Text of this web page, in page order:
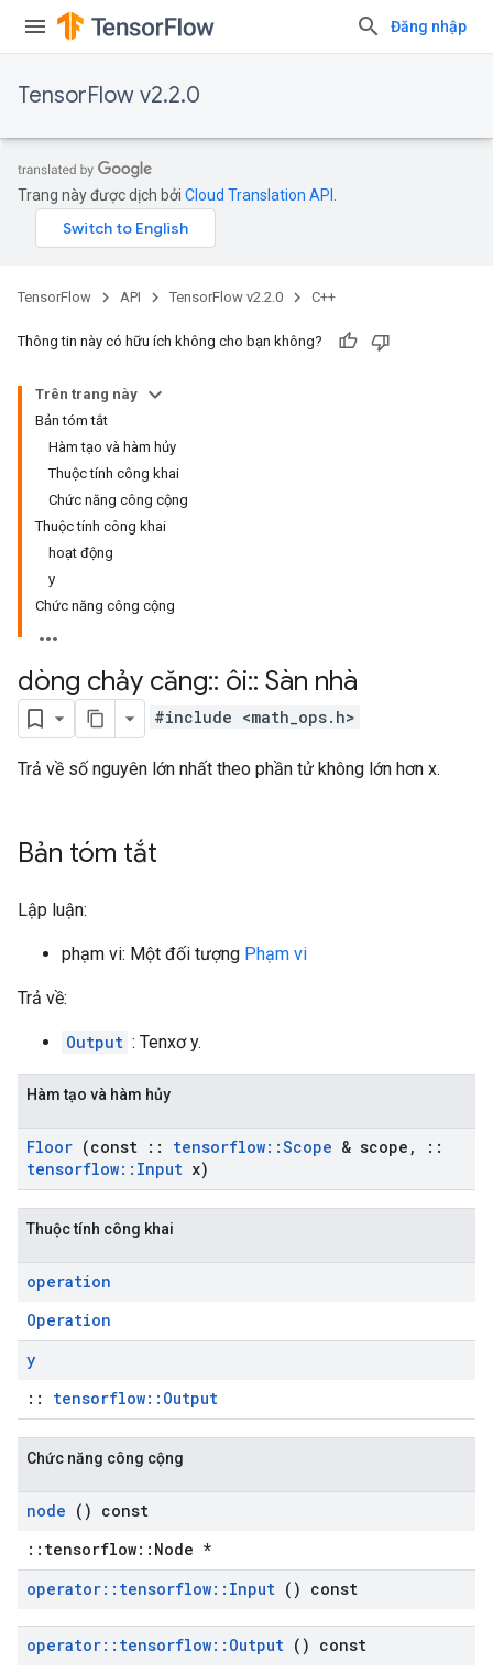
Đăng nhập
TensorFlow v2.2.0
Trang này được dịch bởi Cloud Translation API
TensorFlow API TensorFlow v2.2.0 C++
Thông tin này có hữu ích không cho bạn không?
Trên trang này
Bản tóm tắt
Hàm tạo và hàm hủy
Thuộc tính công khai
Chức năng công cộng
Thuộc tính công khai
hoạt động
y
Chức năng công cộng
dòng chảy căng:: ôi:: Sàn nhà
#include <math_ops.h>
Trả về số nguyên lớn nhất theo phần tử không lớn hơn x.
Bản tóm tắt
Lập luận:
phạm vi: Một đối tượng Phạm vi
Trả về:
Output : Tenxơ y.
Hàm tạo và hàm hủy
Floor (const :: tensorflow::Scope & scope ,
::
tensorflow:: Input x)
Thuộc tính công khai
operation
Operation
y
:: tensorflow::Output
Chức năng công cộng
node () const
::tensorflow::Node *
operator:: tensorflow:: Input () const
operator:: tensorflow:: Output () const